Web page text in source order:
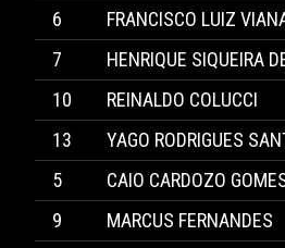
6
FRANCISCO LUIZ
7
HENRIQUE SIQUEIRA
10
REINALDO COLUCCI
13
YAGO RODRIGUES
5
CAIO CARDOZO
9
MARCUS FERNANDES